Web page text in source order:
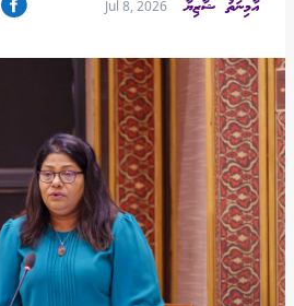
އާމިނަތު ޝާޒިޔާ Jul 8, 2026